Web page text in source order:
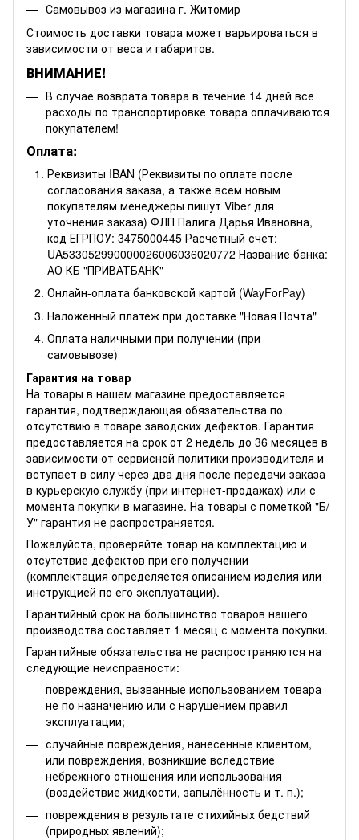
Самовывоз из магазина г. Житомир
Стоимость доставки товара может варьироваться в
зависимости от веса и габаритов.
ВНИМАНИЕ!
В случае возврата товара в течение 14 дней все
расходы по транспортировке товара оплачиваются
покупателем!
Оплата:
Реквизиты IBAN (Реквизиты по оплате после
согласования заказа, а также всем новым
покупателям менеджеры пишут Viber для
уточнения заказа) ФЛП Палига Дарья Ивановна,
код ЕГРПОУ: 3475000445 Расчетный счет:
UA533052990000026006036020772 Название банка:
АО КБ "ПРИВАТБАНК"
Онлайн-оплата банковской картой (WayForPay)
Наложенный платеж при доставке "Новая Почта"
Оплата наличными при получении (при
самовывозе)
Гарантия на товар
На товары в нашем магазине предоставляется
гарантия, подтверждающая обязательства по
отсутствию в товаре заводских дефектов. Гарантия
предоставляется на срок от 2 недель до 36 месяцев в
зависимости от сервисной политики производителя и
вступает в силу через два дня после передачи заказа
в курьерскую службу (при интернет-продажах) или с
момента покупки в магазине. На товары с пометкой "Б/
У" гарантия не распространяется.
Пожалуйста, проверяйте товар на комплектацию и
отсутствие дефектов при его получении
(комплектация определяется описанием изделия или
инструкцией по его эксплуатации).
Гарантийный срок на большинство товаров нашего
производства составляет 1 месяц с момента покупки.
Гарантийные обязательства не распространяются на
следующие неисправности:
повреждения, вызванные использованием товара
не по назначению или с нарушением правил
эксплуатации;
случайные повреждения, нанесённые клиентом,
или повреждения, возникшие вследствие
небрежного отношения или использования
(воздействие жидкости, запылённость и т. п.);
повреждения в результате стихийных бедствий
(природных явлений);